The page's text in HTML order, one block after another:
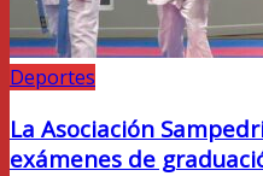
Deportes
La Asociación
exámenes de